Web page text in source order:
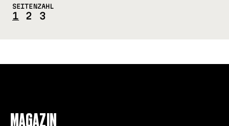
SEITENZAHL
1 2 3
MAGAZIN